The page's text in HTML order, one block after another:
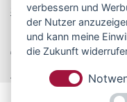
Service & Betreuung
Anfrage
Referenzen
verbessern und
der Nutzer
und kann meine
die Zukunft